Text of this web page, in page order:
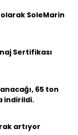
SoleMarin
Sertifikası
65 ton
indirildi.
artıyor